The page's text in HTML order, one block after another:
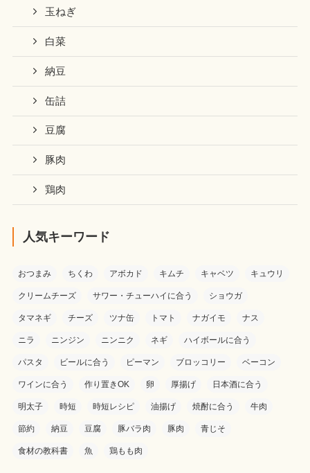
玉ねぎ
白菜
納豆
缶詰
豆腐
豚肉
鶏肉
人気キーワード
おつまみ ちくわ アボカド キムチ キャベツ キュウリ
クリームチーズ サワー・チューハイに合う ショウガ
タマネギ チーズ ツナ缶 トマト ナガイモ ナス
ニラ ニンジン ニンニク ネギ ハイボールに合う
パスタ ビールに合う ピーマン ブロッコリー ベーコン
ワインに合う 作り置きOK 卵 厚揚げ 日本酒に合う
明太子 時短 時短レシピ 油揚げ 焼酎に合う 牛肉
節約 納豆 豆腐 豚バラ肉 豚肉 青じそ
食材の教科書 魚 鶏もも肉